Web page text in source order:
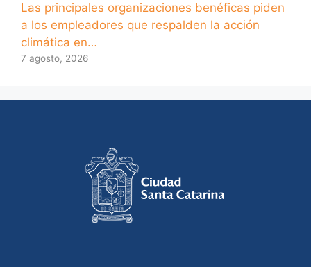
Las principales organizaciones benéficas piden
a los empleadores que respalden la acción
climática en…
7 agosto, 2026